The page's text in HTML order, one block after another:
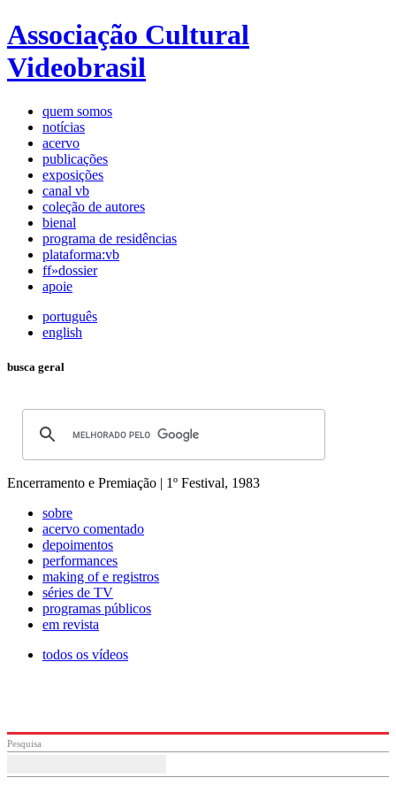
Associação Cultural
Videobrasil
quem somos
notícias
acervo
publicações
exposições
canal vb
coleção de autores
bienal
programa de residências
plataforma:vb
ff»dossier
apoie
português
english
busca geral
Encerramento e Premiação | 1º Festival, 1983
sobre
acervo comentado
depoimentos
performances
making of e registros
séries de TV
programas públicos
em revista
todos os vídeos
Pesquisa